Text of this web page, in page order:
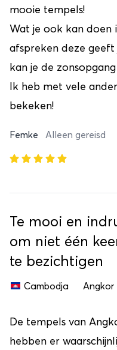
mooie tempels!
Wat je ook kan doen
afspreken deze
kan je de
Ik heb met vele
bekeken!
Femke Alleen gereisd
Te mooi en
om niet één
te bezichtigen
Cambodja Angkor
De tempels van
hebben er